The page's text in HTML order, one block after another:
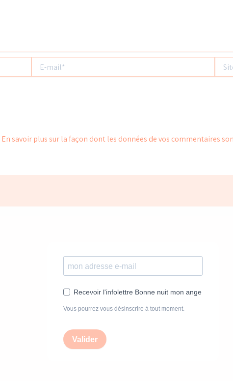
mail*
En savoir plus sur la façon dont les données de vos commentaires
Recevoir l'infolettre Bonne nuit mon ange
Vous pourrez vous désinscrire à tout moment.
Valider